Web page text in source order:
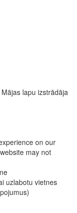
lapu izstrādāja
on our
may not
uzlabotu vietnes